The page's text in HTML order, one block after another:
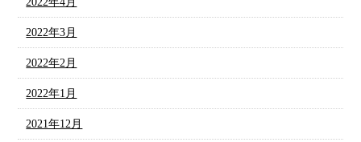
2022年3月
2022年2月
2022年1月
2021年12月